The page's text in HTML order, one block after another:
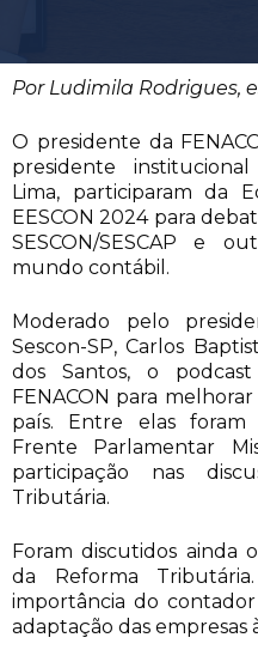
Por Ludimila Rodrigues,
O presidente da
presidente
Lima, participaram da
EESCON 2024 para
SESCON/SESCAP e
mundo contábil.
Moderado pelo
Sescon-SP, Carlos
dos Santos, o
FENACON para
país. Entre elas
Frente Parlamentar
participação nas
Tributária.
Foram discutidos ainda
da Reforma
importância do
adaptação das empresas